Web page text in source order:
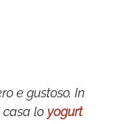
e gustoso. In
casa lo yogurt